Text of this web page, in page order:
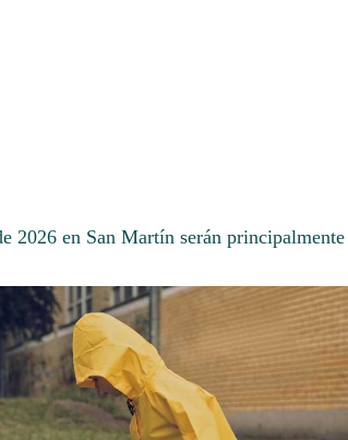
2026 en San Martín serán principalmente